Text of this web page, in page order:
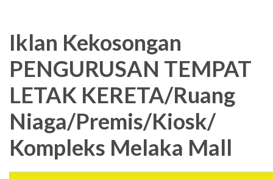
Iklan Kekosongan
PENGURUSAN TEMPAT
LETAK KERETA/Ruang
Niaga/Premis/Kiosk/
Kompleks Melaka Mall